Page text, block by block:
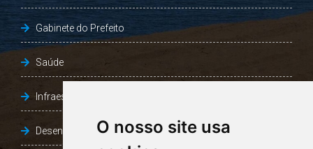
O nosso site usa
Gabinete do Prefeito
Saúde
Infraestrutura, Agricultura e Meio Ambiente
Desenvolvimento Social